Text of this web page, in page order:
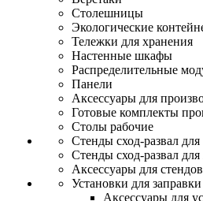
Столешницы
Экологические
Тележки для хранения
Настенные шкафы
Распределительные
Панели
Аксессуары для
Готовые комплекты
Столы рабочие
Стенды сход-развал
Стенды сход-развал
Аксессуары для
Установки для
Аксессуары для